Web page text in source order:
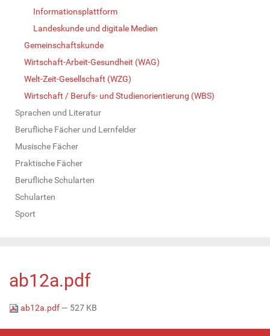
Informationsplattform
Landeskunde und digitale Medien
Gemeinschaftskunde
Wirtschaft-Arbeit-Gesundheit (WAG)
Welt-Zeit-Gesellschaft (WZG)
Wirtschaft / Berufs- und Studienorientierung (WBS)
Sprachen und Literatur
Berufliche Fächer und Lernfelder
Musische Fächer
Praktische Fächer
Berufliche Schularten
Schularten
Sport
ab12a.pdf
ab12a.pdf— 527 KB